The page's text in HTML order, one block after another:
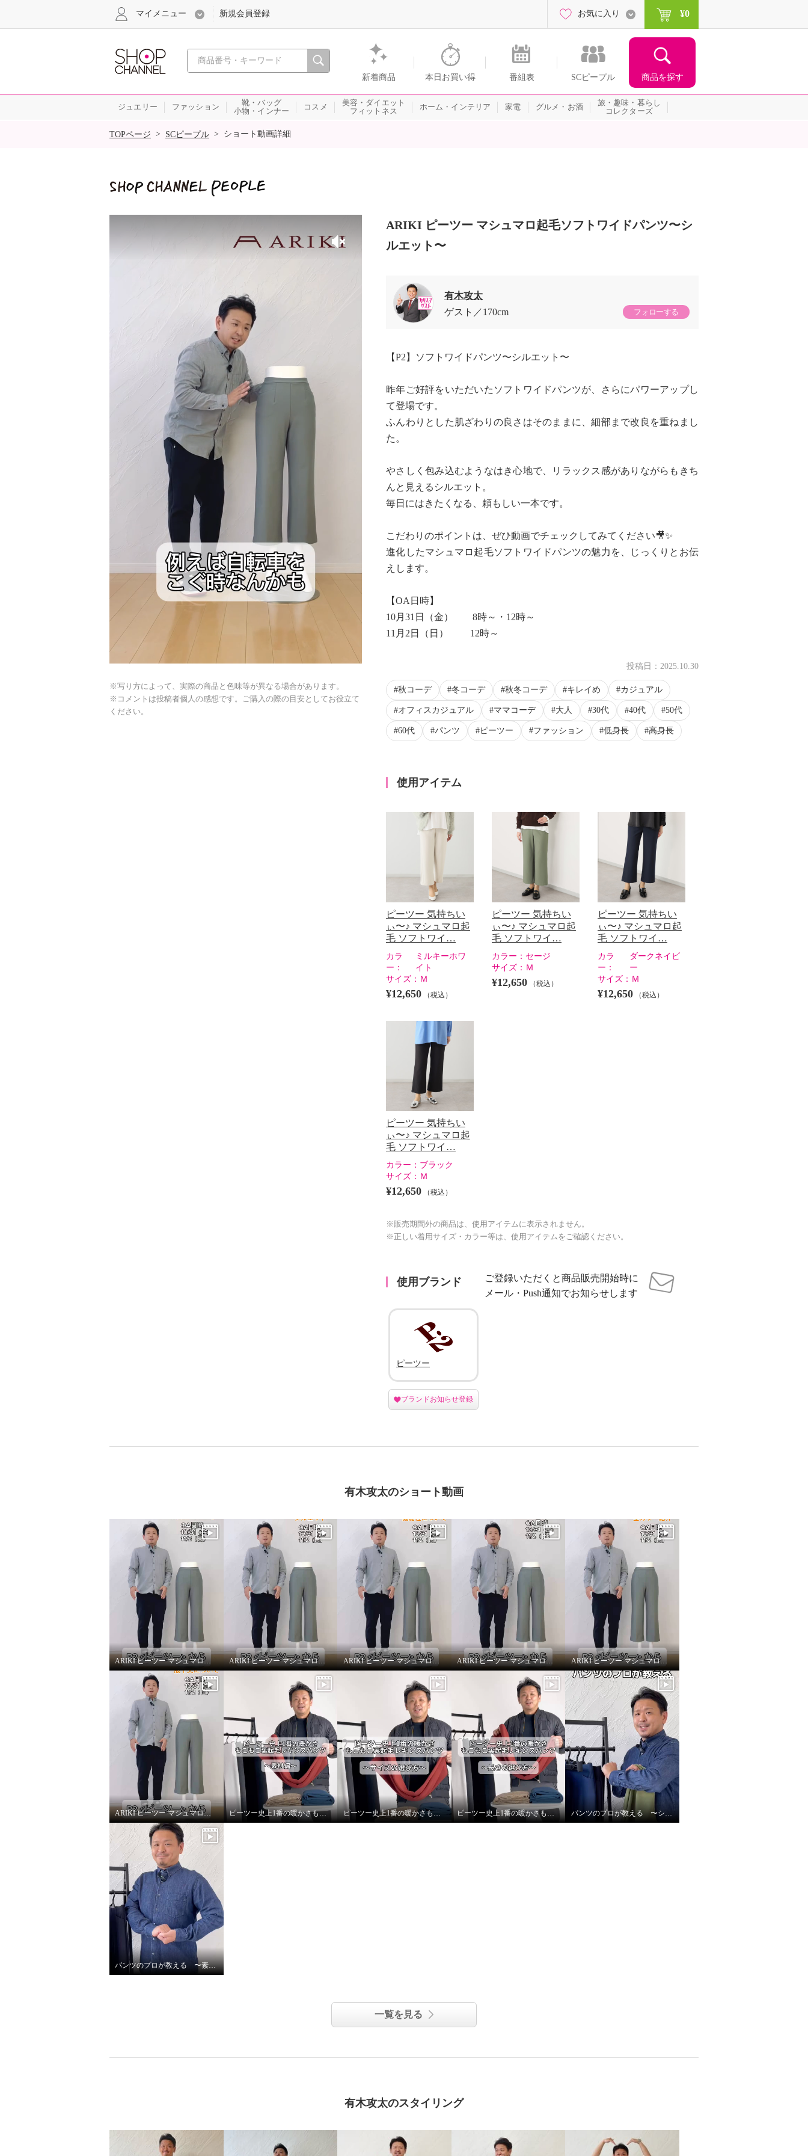
心おどる、瞬間を。通販・テレビショッピングのショップチャンネル
新着商品 本日お買い得 番組表 SCピープル 商品を探す
マイメニュー 新規会員登録 お気に入り ¥0
ジュエリー ファッション
靴・バッグ
小物・インナー
コスメ
美容・ダイエット
フィットネス
ホーム・インテリア 家電 グルメ・お酒
旅・趣味・暮らし
コレクターズ
SALE
TOPページ > SCピープル > ショート動画詳細
ピーツー 気持ちいぃ〜♪ マシュ
マロ起毛 ソフトワイドパンツ
ミルキーホワイト Ｍ
¥0
※写り方によって、実際の商品と色味等が異なる場合があります。
※コメントは投稿者個人の感想です。ご購入の際の目安としてお役立て
ください。
ARIKI ピーツー マシュマロ起毛ソフトワイドパンツ〜シ
ルエット〜
有木攻太
ゲスト
170cm フォローする
【P2】ソフトワイドパンツ〜シルエット〜
昨年ご好評をいただいたソフトワイドパンツが、さらにパワーアップし
て登場です。
ふんわりとした肌ざわりの良さはそのままに、細部まで改良を重ねまし
た。
やさしく包み込むようなはき心地で、リラックス感がありながらもきち
んと見えるシルエット。
毎日にはきたくなる、頼もしい一本です。
こだわりのポイントは、ぜひ動画でチェックしてみてください🎥✨
進化したマシュマロ起毛ソフトワイドパンツの魅力を、じっくりとお伝
えします。
【OA日時】
10月31日（金） 8時～・12時～
11月2日（日） 12時～
投稿日： 2025.10.30
秋コーデ 冬コーデ 秋冬コーデ キレイめ カジュアル
オフィスカジュアル ママコーデ 大人 30代 40代 50代
60代 パンツ ピーツー ファッション 低身長 高身長
使用アイテム
ピーツー 気持ちい
ぃ〜♪ マシュマロ起
毛 ソフトワイ…
カラ
ー：
ミルキーホワ
イト
サイズ： Ｍ
¥12,650 （税込）
ピーツー 気持ちい
ぃ〜♪ マシュマロ起
毛 ソフトワイ…
カラー： セージ
サイズ： Ｍ
¥12,650 （税込）
ピーツー 気持ちい
ぃ〜♪ マシュマロ起
毛 ソフトワイ…
カラ
ー：
ダークネイビ
ー
サイズ： Ｍ
¥12,650 （税込）
ピーツー 気持ちい
ぃ〜♪ マシュマロ起
毛 ソフトワイ…
カラー： ブラック
サイズ： Ｍ
¥12,650 （税込）
※販売期間外の商品は、使用アイテムに表示されません。
※正しい着用サイズ・カラー等は、使用アイテムをご確認ください。
使用ブランド
ご登録いただくと商品販売開始時に
メール・Push通知でお知らせします
ピーツー
ブランドお知らせ登録
有木攻太のショート動画
ARIKI ピーツー マシュマロ起毛ソフトワイドパンツ〜改善ポイント①〜 ARIKI ピーツー マシュマロ起毛ソフトワイドパンツ〜シルエット〜 ARIKI ピーツー マシュマロ起毛ソフトワイドパンツ〜機能性について〜 ARIKI ピーツー マシュマロ起毛ソフトワイドパンツ〜改善ポイント②〜 ARIKI ピーツー マシュマロ起毛ソフトワイドパンツ〜全カラー紹介〜
ARIKI ピーツー マシュマロ起毛ソフトワイドパンツ〜股下丈について〜 ピーツー史上1番の暖かさもこもこ裏起毛レギンスパンツ〜素材編〜 ピーツー史上1番の暖かさもこもこ裏起毛レギンスパンツ〜サイズの選び方〜 ピーツー史上1番の暖かさもこもこ裏起毛レギンスパンツ〜長さの選び方〜 パンツのプロが教える 〜シルエット編〜
パンツのプロが教える 〜素材編〜
一覧を見る
有木攻太のスタイリング